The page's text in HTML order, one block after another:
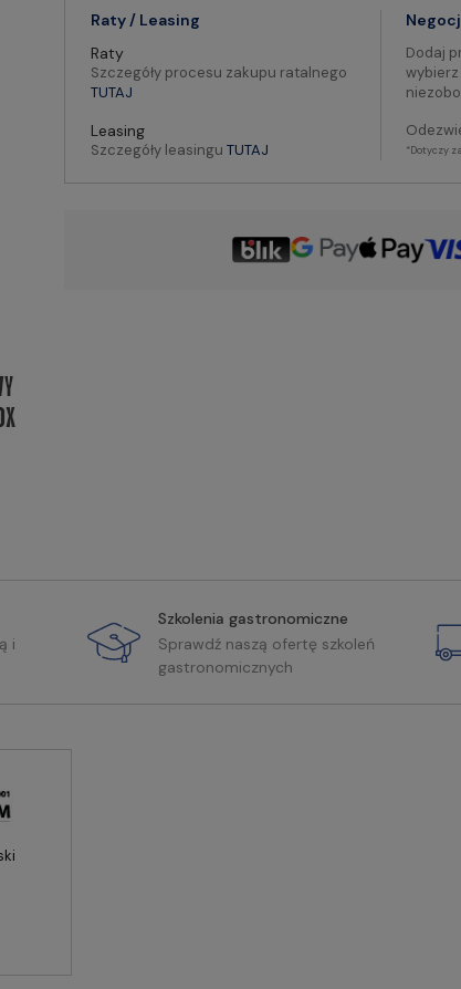
Raty / Leasing
Raty
Szczegóły procesu zakupu ratalnego
TUTAJ
Leasing
Szczegóły leasinguTUTAJ
Dodaj
wybierz
*Dotyczy
i
Szkolenia gastronomiczne
Sprawdź naszą ofertę szkoleń
gastronomicznych